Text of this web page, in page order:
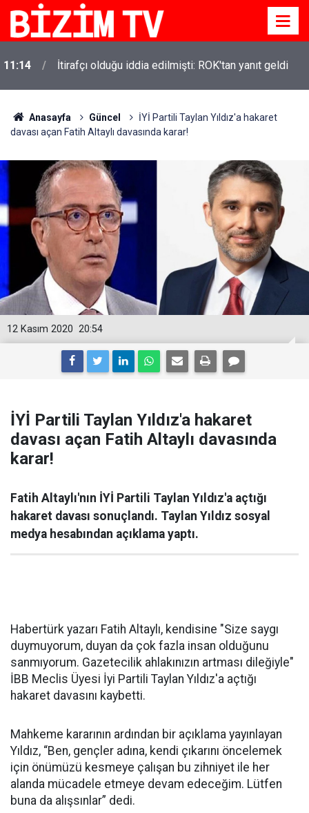
11:14 İtirafçı olduğu iddia edilmişti: ROK'tan yanıt geldi
11:10 Yusuf Tekin açıkladı: YKS değişecek mi?
Anasayfa Güncel
İYİ Partili Taylan Yıldız'a hakaret
davası açan Fatih Altaylı davasında karar!
20:54
12 Kasım 2020
İYİ Partili Taylan Yıldız'a hakaret
davası açan Fatih Altaylı davasında
karar!
Fatih Altaylı'nın İYİ Partili Taylan Yıldız'a açtığı
hakaret davası sonuçlandı. Taylan Yıldız sosyal
medya hesabından açıklama yaptı.
Habertürk yazarı Fatih Altaylı, kendisine "Size saygı
duymuyorum, duyan da çok fazla insan olduğunu
sanmıyorum. Gazetecilik ahlakınızın artması dileğiyle"
İBB Meclis Üyesi İyi Partili Taylan Yıldız'a açtığı
hakaret davasını kaybetti.
Mahkeme kararının ardından bir açıklama yayınlayan
Yıldız, “Ben, gençler adına, kendi çıkarını öncelemek
için önümüzü kesmeye çalışan bu zihniyet ile her
alanda mücadele etmeye devam edeceğim. Lütfen
buna da alışsınlar” dedi.